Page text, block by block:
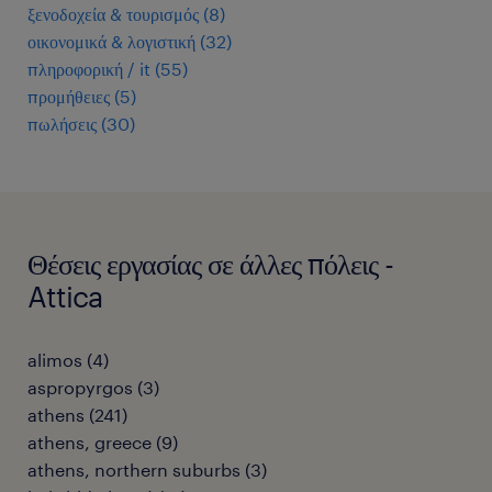
ξενοδοχεία & τουρισμός (8)
οικονομικά & λογιστική (32)
πληροφορική / it (55)
προμήθειες (5)
πωλήσεις (30)
Θέσεις εργασίας σε άλλες πόλεις -
Attica
alimos (4)
aspropyrgos (3)
athens (241)
athens, greece (9)
athens, northern suburbs (3)